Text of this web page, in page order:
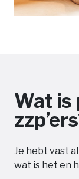
Wat is
Je hebt vast
wat is het en